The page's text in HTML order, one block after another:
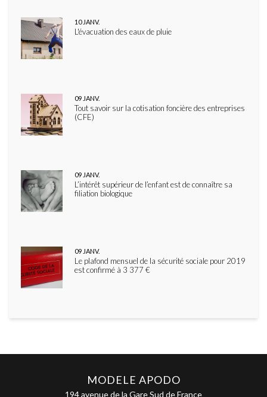
L'évacuation des eaux de pluie
10 JANV.
Tout savoir sur la cotisation foncière des entreprises
(CFE)
09 JANV.
L’intérêt supérieur de l’enfant est de connaître sa
filiation biologique
09 JANV.
Le plafond mensuel de la sécurité sociale pour 2019
est confirmé à 3 377 €
09 JANV.
MODELE APODO
194 avenue de la Gare Sud de France